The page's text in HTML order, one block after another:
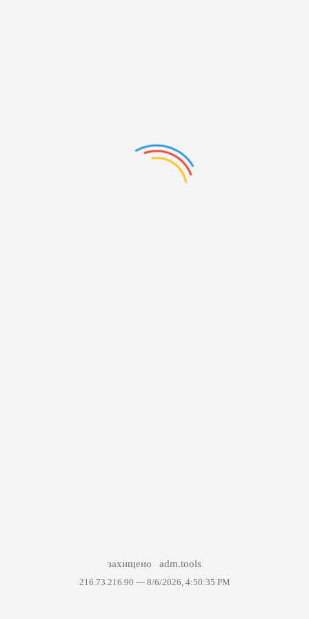
захищено adm.tools
216.73.216.90 — 8/6/2026, 4:50:35 PM